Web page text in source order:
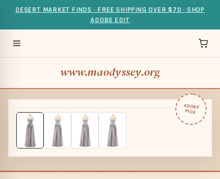
DESERT MARKET FINDS · FREE SHIPPING OVER $70 · SHOP
ADOBE EDIT
www.maodyssey.org
ADOBE
PICK